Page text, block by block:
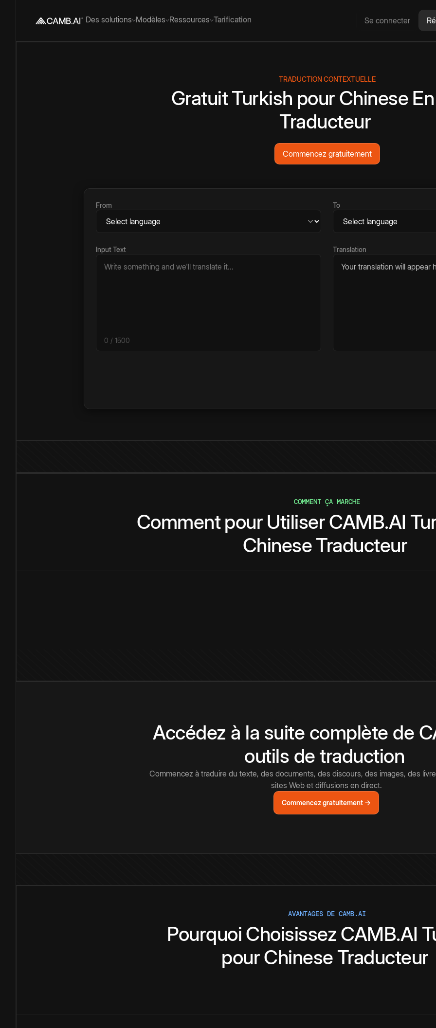
Des solutions Modèles Ressources Tarification Se connecter
TRADUCTION CONTEXTUELLE
GratuitTurkish pour Chinese
Traducteur
Commencez gratuitement
From To
Input Text
0 / 1500
Translation
Your translation will appear
COMMENT ÇA MARCHE
Commentpour UtiliserCAMB.AI
ChineseTraducteur
Accédez à la suite complète de
outils de traduction
Commencez à traduire du texte, des documents, des discours, des images, des
sites Web et diffusions en direct.
Commencez gratuitement →
AVANTAGES DE CAMB.AI
Pourquoi Choisissez CAMB.AI
pourChinese Traducteur